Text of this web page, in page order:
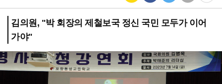
김의원, "박 회장의 제철보국 정신 국민 모두가 이어
가야"